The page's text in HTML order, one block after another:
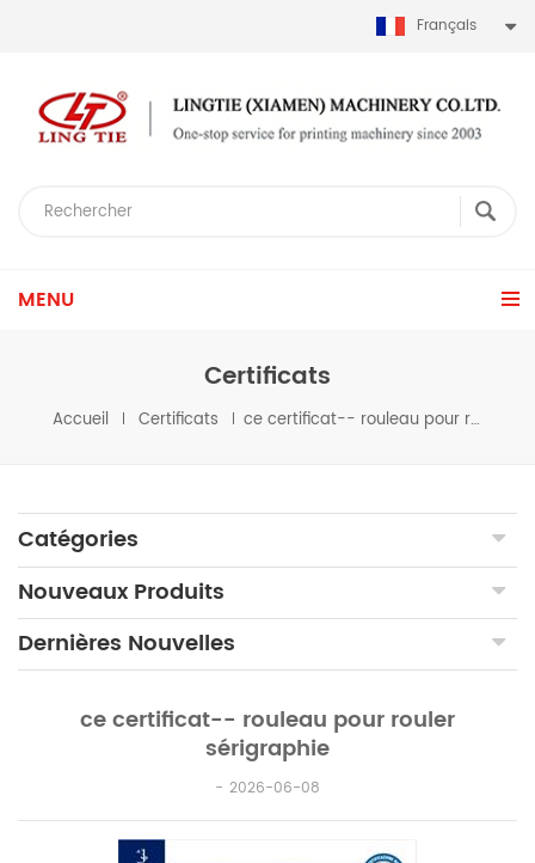
Français
MENU
Certificats
Accueil Certificats ce certificat-- rouleau pour rouler sérigraphie
Catégories
Nouveaux Produits
Dernières Nouvelles
ce certificat-- rouleau pour rouler
sérigraphie
2026-06-08